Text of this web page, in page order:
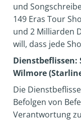
und
149 Eras Tour
und 2 Milliarden
will, dass jede
Wilmore
Die
Befolgen von
Verantwortung